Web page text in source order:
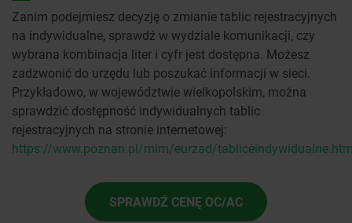
Zanim podejmiesz decyzję o zmianie tablic rejestracyjnych
na indywidualne, sprawdź w wydziale komunikacji, czy
wybrana kombinacja liter i cyfr jest dostępna. Możesz
zadzwonić do urzędu lub poszukać informacji w sieci.
Przykładowo, w województwie wielkopolskim, można
sprawdzić dostępność indywidualnych tablic
rejestracyjnych na stronie internetowej:
https://www.poznan.pl/mim/eurzad/
SPRAWDŹ CENĘ OC/AC